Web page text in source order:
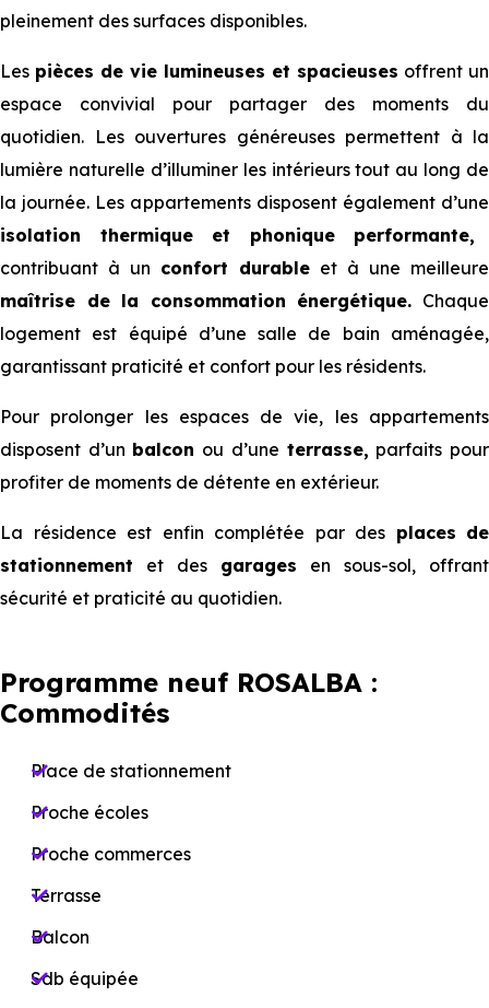
pleinement des surfaces disponibles.
Les pièces de vie lumineuses et spacieuses offrent un
espace convivial pour partager des moments du
quotidien. Les ouvertures généreuses permettent à la
lumière naturelle d’illuminer les intérieurs tout au long de
la journée. Les appartements disposent également d’une
isolation thermique et phonique performante,
contribuant à un confort durable et à une meilleure
maîtrise de la consommation énergétique. Chaque
logement est équipé d’une salle de bain aménagée,
garantissant praticité et confort pour les résidents.
Pour prolonger les espaces de vie, les appartements
disposent d’un balcon ou d’une terrasse, parfaits pour
profiter de moments de détente en extérieur.
La résidence est enfin complétée par des places de
stationnement et des garages en sous-sol, offrant
sécurité et praticité au quotidien.
Programme neuf ROSALBA :
Commodités
Place de stationnement
Proche écoles
Proche commerces
Terrasse
Balcon
Sdb équipée